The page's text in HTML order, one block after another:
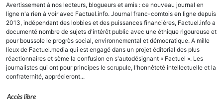
Avertissement à nos lecteurs, blogueurs et amis : ce nouveau journal en
ligne n'a rien à voir avec Factuel.info. Journal franc-comtois en ligne depuis
2013, indépendant des lobbies et des puissances financières, Factuel.info a
documenté nombre de sujets d'intérêt public avec une éthique rigoureuse et
pour boussole le progrès social, environnemental et démocratique. A mille
lieux de Factuel.media qui est engagé dans un projet éditorial des plus
réactionnaires et sème la confusion en s'autodésignant « Factuel ». Les
journalistes qui ont pour principes le scrupule, l'honnêteté intellectuelle et la
confraternité, apprécieront...
Accès libre